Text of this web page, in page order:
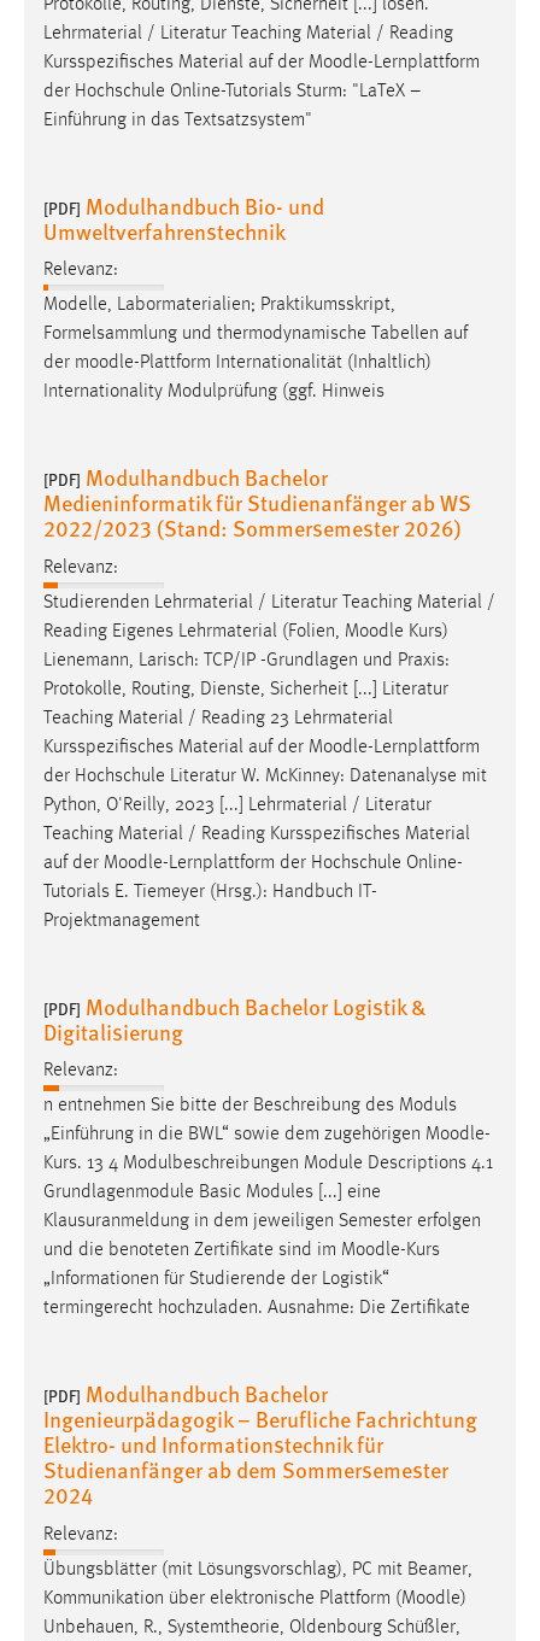
Protokolle, Routing, Dienste, Sicherheit [...] lösen.
Lehrmaterial / Literatur Teaching Material / Reading
Kursspezifisches Material auf der Moodle-Lernplattform
der Hochschule Online-Tutorials Sturm: "LaTeX –
Einführung in das Textsatzsystem"
[PDF] Modulhandbuch Bio- und
Umweltverfahrenstechnik
Relevanz:
Modelle, Labormaterialien; Praktikumsskript,
Formelsammlung und thermodynamische Tabellen auf
der moodle-Plattform Internationalität (Inhaltlich)
Internationality Modulprüfung (ggf. Hinweis
[PDF] Modulhandbuch Bachelor
Medieninformatik für Studienanfänger ab WS
2022/2023 (Stand: Sommersemester 2026)
Relevanz:
Studierenden Lehrmaterial / Literatur Teaching Material /
Reading Eigenes Lehrmaterial (Folien, Moodle Kurs)
Lienemann, Larisch: TCP/IP -Grundlagen und Praxis:
Protokolle, Routing, Dienste, Sicherheit [...] Literatur
Teaching Material / Reading 23 Lehrmaterial
Kursspezifisches Material auf der Moodle-Lernplattform
der Hochschule Literatur W. McKinney: Datenanalyse mit
Python, O'Reilly, 2023 [...] Lehrmaterial / Literatur
Teaching Material / Reading Kursspezifisches Material
auf der Moodle-Lernplattform der Hochschule Online-
Tutorials E. Tiemeyer (Hrsg.): Handbuch IT-
Projektmanagement
[PDF] Modulhandbuch Bachelor Logistik &
Digitalisierung
Relevanz:
n entnehmen Sie bitte der Beschreibung des Moduls
„Einführung in die BWL“ sowie dem zugehörigen Moodle-
Kurs. 13 4 Modulbeschreibungen Module Descriptions 4.1
Grundlagenmodule Basic Modules [...] eine
Klausuranmeldung in dem jeweiligen Semester erfolgen
und die benoteten Zertifikate sind im Moodle-Kurs
„Informationen für Studierende der Logistik“
termingerecht hochzuladen. Ausnahme: Die Zertifikate
[PDF] Modulhandbuch Bachelor
Ingenieurpädagogik – Berufliche Fachrichtung
Elektro- und Informationstechnik für
Studienanfänger ab dem Sommersemester
2024
Relevanz:
Übungsblätter (mit Lösungsvorschlag), PC mit Beamer,
Kommunikation über elektronische Plattform (Moodle)
Unbehauen, R., Systemtheorie, Oldenbourg Schüßler,